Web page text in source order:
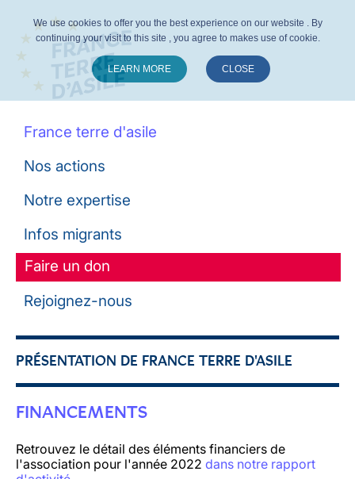
France terre d'asile
Nos actions
Notre expertise
Infos migrants
Faire un don
Rejoignez-nous
PRÉSENTATION DE FRANCE TERRE D'ASILE
FINANCEMENTS
Retrouvez le détail des éléments financiers de
l'association pour l'année 2022 dans notre rapport
We use cookies to offer you the best experience on our website . By
continuing your visit to this site , you agree to makes use of cookie.
LEARN MORE CLOSE